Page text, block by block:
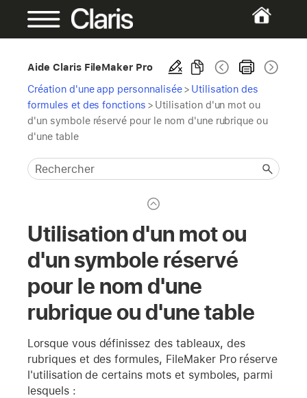
Aide Claris FileMaker Pro
Création d'une app personnalisée> Utilisation des
formules et des fonctions > Utilisation d'un mot ou
d'un symbole réservé pour le nom d'une rubrique ou
d'une table
Utilisation d'un mot ou
d'un symbole réservé
pour le nom d'une
rubrique ou d'une table
Lorsque vous définissez des tableaux, des
rubriques et des formules, FileMaker Pro réserve
l'utilisation de certains mots et symboles, parmi
lesquels :